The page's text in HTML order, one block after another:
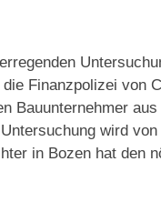
Finanzpolizei von
Bauunternehmer
wird
in Bozen hat den